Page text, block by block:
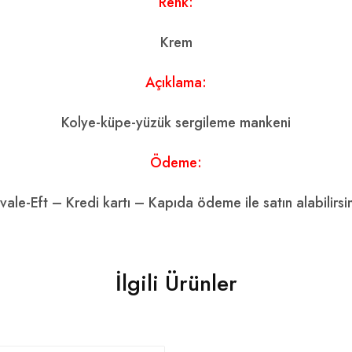
Krem
Açıklama:
Kolye-küpe-yüzük sergileme mankeni
Ödeme:
Eft – Kredi kartı – Kapıda ödeme ile satın
İlgili Ürünler